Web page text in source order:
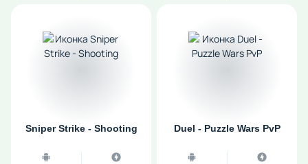
Sniper Strike - Shooting Duel - Puzzle Wars PvP